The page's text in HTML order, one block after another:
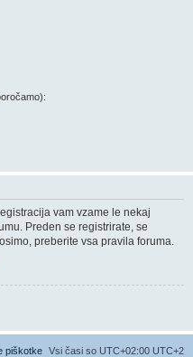
vam vzame le nekaj
Preden se registrirate, se
preberite vsa pravila foruma.
Vsi časi so UTC+02:00 UTC+2
piškotke